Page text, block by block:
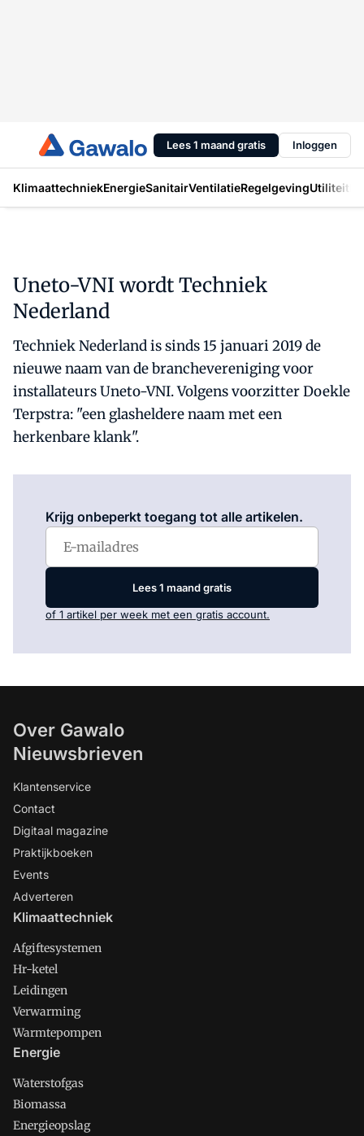
Lees 1 maand gratis Inloggen
KlimaattechniekEnergieSanitairVentilatieRegelgevingUtiliteit
Uneto-VNI wordt Techniek
Nederland
Techniek Nederland is sinds 15 januari 2019 de
nieuwe naam van de branchevereniging voor
installateurs Uneto-VNI. Volgens voorzitter Doekle
Terpstra: "een glasheldere naam met een
herkenbare klank".
Krijg onbeperkt toegang tot alle artikelen.
Lees 1 maand gratis
of 1 artikel per week met een gratis account.
Over Gawalo
Nieuwsbrieven
Klantenservice
Contact
Digitaal magazine
Praktijkboeken
Events
Adverteren
Klimaattechniek
Afgiftesystemen
Hr-ketel
Leidingen
Verwarming
Warmtepompen
Energie
Waterstofgas
Biomassa
Energieopslag